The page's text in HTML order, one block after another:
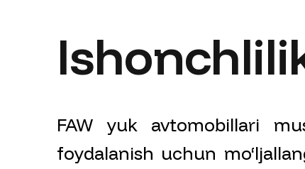
FAW yuk avtomobillari
foydalanish uchun